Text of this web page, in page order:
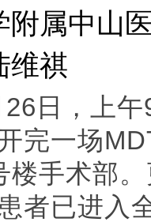
附属中山
维祺
日，上
完一场
楼手术部
者已进入